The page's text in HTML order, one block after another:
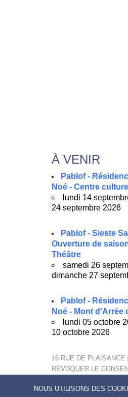
À VENIR
Pablof -
Noé - Centre
lundi 14
24 septembre 2026
Pablof - Sieste
Ouverture de
Théâtre
samedi 26
dimanche 27
Pablof -
Noé - Mont d'Arrée
lundi 05 octobre
10 octobre 2026
16 RUE DE PLAISANCE
RÉVOQUER LE
NOUS UTILISONS DES